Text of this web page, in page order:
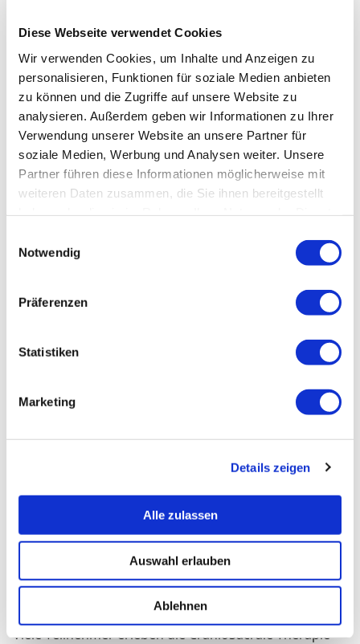
Diese Webseite verwendet Cookies
Wir verwenden Cookies, um Inhalte und Anzeigen zu
personalisieren, Funktionen für soziale Medien anbieten
zu können und die Zugriffe auf unsere Website zu
analysieren. Außerdem geben wir Informationen zu Ihrer
Verwendung unserer Website an unsere Partner für
soziale Medien, Werbung und Analysen weiter. Unsere
Partner führen diese Informationen möglicherweise mit
weiteren Daten zusammen, die Sie ihnen bereitgestellt
Notwendig
Präferenzen
Statistiken
Marketing
Details zeigen
Alle zulassen
Auswahl erlauben
Ablehnen
wie Spannungsmuster entstehen, wie sie sich auf
Organismus dabei unterstützt werden kann, wieder
mehr Beweglichkeit und Balance zu entwickeln.
Die vermittelten Techniken werden intensiv geübt und
können anschließend unmittelbar in die
therapeutische Praxis übernommen werden.
QUALITÄT DER BERÜHRUNG
Therapie ist die therapeutische Präsenz.
wesentliche Rolle für die Qualität der Behandlung.
Du lernst die Bedeutung von Präsenz, Wahrnehmung
und Verschmelzung kennen und erfährst, wie dadurch
ein unterstützender Raum für Veränderung und
verleihen der CranioSacralen Therapie ihre besondere
Tiefe und machen sie für viele Therapeuten zu einer
wertvollen Erweiterung ihrer bisherigen Arbeit.
EIN WICHTIGER SCHRITT IN DEINER
OSTEOPATHISCHEN ENTWICKLUNG
Viele Teilnehmer erleben die CranioSacrale Therapie